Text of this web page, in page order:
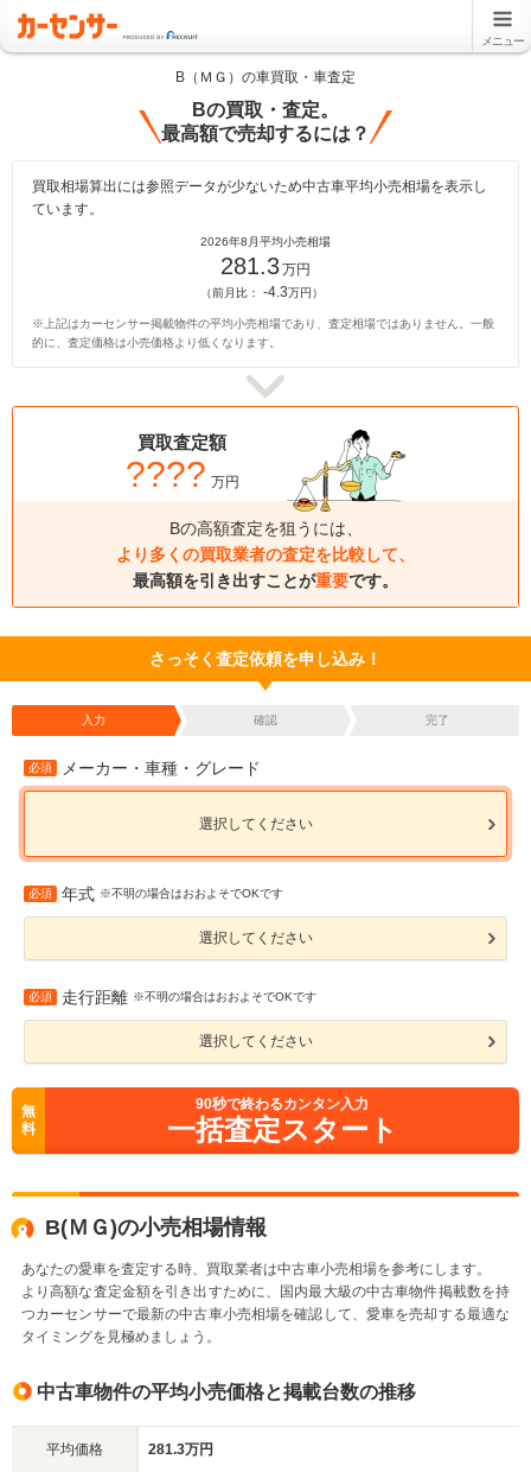
メニュー
B（ＭＧ）の車買取・車査定
Bの買取・査定。
最高額で売却するには？
買取相場算出には参照データが少ないため中古車平均小売相場を表示し
ています。
2026年8月平均小売相場
281.3万円
（前月比： -4.3万円）
※上記はカーセンサー掲載物件の平均小売相場であり、査定相場ではありません。一般
的に、査定価格は小売価格より低くなります。
買取査定額
???? 万円
Bの高額査定を狙うには、
より多くの買取業者の査定を比較して、
最高額を引き出すことが重要です。
さっそく査定依頼を申し込み！
入力 確認 完了
必須 メーカー・車種・グレード
選択してください
必須 年式 ※不明の場合はおおよそでOKです
選択してください
必須 走行距離 ※不明の場合はおおよそでOKです
選択してください
無
料
90秒で終わるカンタン入力
一括査定スタート
B(ＭＧ)の小売相場情報
あなたの愛車を査定する時、買取業者は中古車小売相場を参考にします。
より高額な査定金額を引き出すために、国内最大級の中古車物件掲載数を持
つカーセンサーで最新の中古車小売相場を確認して、愛車を売却する最適な
タイミングを見極めましょう。
中古車物件の平均小売価格と掲載台数の推移
平均価格 281.3万円